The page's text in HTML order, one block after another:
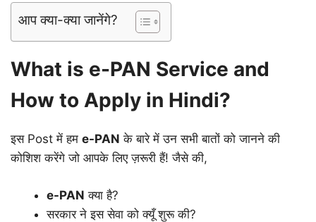
आप क्या-क्या जानेंगे?
What is e-PAN Service and
How to Apply in Hindi?
इस Post में हम e-PAN के बारे में उन सभी बातों को जानने की
कोशिश करेंगे जो आपके लिए ज़रूरी हैं! जैसे की,
e-PAN क्या है?
सरकार ने इस सेवा को क्यूँ शुरू की?